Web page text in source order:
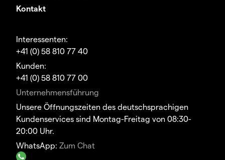
Kontakt
Interessenten:
+41 (0) 58 810 77 40
Kunden:
+41 (0) 58 810 77 00
Unternehmensführung
Unsere Öffnungszeiten des deutschsprachigen
Kundenservices sind Montag-Freitag von 08:30-
20:00 Uhr.
WhatsApp: Zum Chat